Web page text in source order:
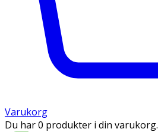
Varukorg
Du har 0 produkter i din varukorg.